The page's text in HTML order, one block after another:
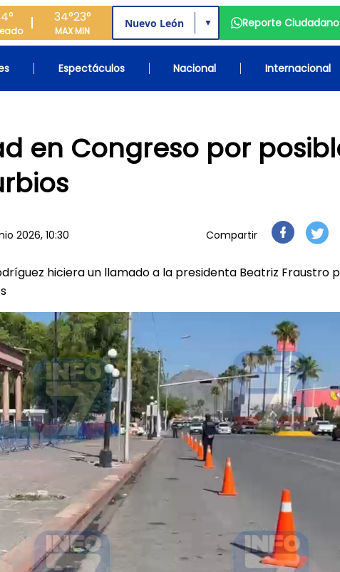
34°
MAX
23°
MIN
▼ Reporte Ciudadano
Espectáculos Nacional Internacional
en Congreso por
2026, 10:30 Compartir
hiciera un llamado a la presidenta Beatriz Fraustro